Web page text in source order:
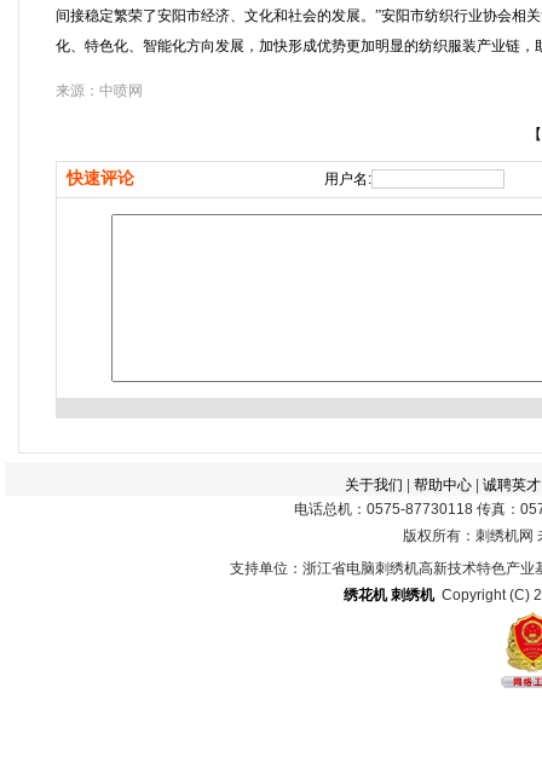
间接稳定繁荣了安阳市经济、文化和社会的发展。”安阳市纺织行业协会相
化、特色化、智能化方向发展，加快形成优势更加明显的纺织服装产业链，
来源：中喷网
快速评论 用户名:
关于我们 帮助中心| 诚聘英才
电话总机：0575-87730118 传真：
版权所有：刺绣机网
支持单位：浙江省电脑刺绣机高新技术特色产
绣花机 刺绣机Copyright (C)